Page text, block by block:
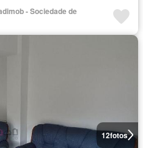
- Sociedade de
12fotos